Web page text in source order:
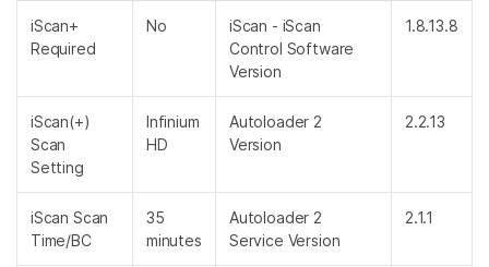
iScan+
Required
No
iScan - iScan
Control Software
Version
1.8.13.8
iScan(+)
Scan
Setting
Infinium
HD
Autoloader 2
Version
2.2.13
iScan Scan
Time/BC
35
minutes
Autoloader 2
Service Version
2.1.1